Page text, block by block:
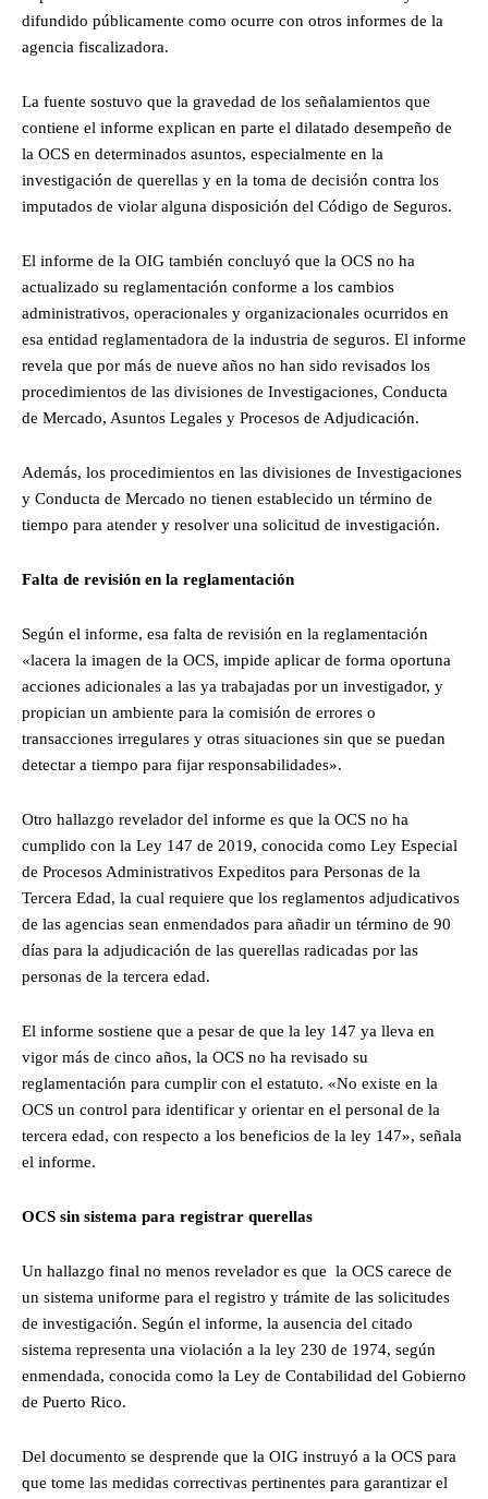
difundido públicamente como ocurre con otros informes de la
agencia fiscalizadora.
La fuente sostuvo que la gravedad de los señalamientos que
contiene el informe explican en parte el dilatado desempeño de
la OCS en determinados asuntos, especialmente en la
investigación de querellas y en la toma de decisión contra los
imputados de violar alguna disposición del Código de Seguros.
El informe de la OIG también concluyó que la OCS no ha
actualizado su reglamentación conforme a los cambios
administrativos, operacionales y organizacionales ocurridos en
esa entidad reglamentadora de la industria de seguros. El informe
revela que por más de nueve años no han sido revisados los
procedimientos de las divisiones de Investigaciones, Conducta
de Mercado, Asuntos Legales y Procesos de Adjudicación.
Además, los procedimientos en las divisiones de Investigaciones
y Conducta de Mercado no tienen establecido un término de
tiempo para atender y resolver una solicitud de investigación.
Falta de revisión en la reglamentación
Según el informe, esa falta de revisión en la reglamentación
«lacera la imagen de la OCS, impide aplicar de forma oportuna
acciones adicionales a las ya trabajadas por un investigador, y
propician un ambiente para la comisión de errores o
transacciones irregulares y otras situaciones sin que se puedan
detectar a tiempo para fijar responsabilidades».
Otro hallazgo revelador del informe es que la OCS no ha
cumplido con la Ley 147 de 2019, conocida como Ley Especial
de Procesos Administrativos Expeditos para Personas de la
Tercera Edad, la cual requiere que los reglamentos adjudicativos
de las agencias sean enmendados para añadir un término de 90
días para la adjudicación de las querellas radicadas por las
personas de la tercera edad.
El informe sostiene que a pesar de que la ley 147 ya lleva en
vigor más de cinco años, la OCS no ha revisado su
reglamentación para cumplir con el estatuto. «No existe en la
OCS un control para identificar y orientar en el personal de la
tercera edad, con respecto a los beneficios de la ley 147», señala
el informe.
OCS sin sistema para registrar querellas
Un hallazgo final no menos revelador es que la OCS carece de
un sistema uniforme para el registro y trámite de las solicitudes
de investigación. Según el informe, la ausencia del citado
sistema representa una violación a la ley 230 de 1974, según
enmendada, conocida como la Ley de Contabilidad del Gobierno
de Puerto Rico.
Del documento se desprende que la OIG instruyó a la OCS para
que tome las medidas correctivas pertinentes para garantizar el